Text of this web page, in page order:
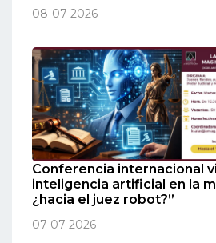
08-07-2026
Conferencia internacional
inteligencia artificial en la
¿hacia el juez robot?”
07-07-2026